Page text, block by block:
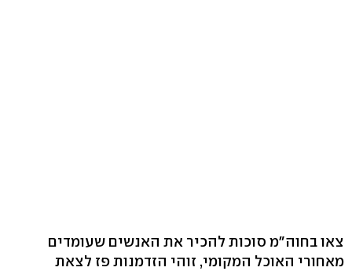
צאו בחוה"מ סוכות להכיר את האנשים שעומדים
מאחורי האוכל המקומי, זוהי הזדמנות פז לצאת